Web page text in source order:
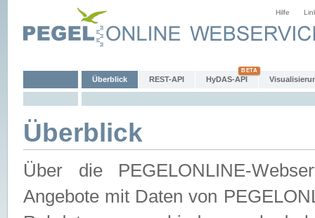
Hilfe
Überblick REST-API HyDAS-API
Überblick
Über die PEGELONLINE-
Angebote mit Daten von